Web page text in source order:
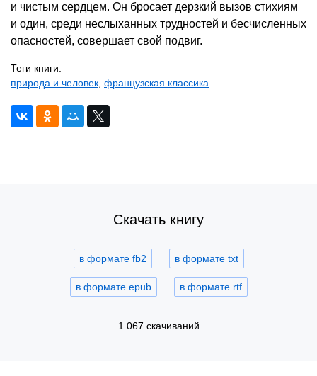
и чистым сердцем. Он бросает дерзкий вызов стихиям
и один, среди неслыханных трудностей и бесчисленных
опасностей, совершает свой подвиг.
Теги книги:
природа и человек, французская классика
Скачать книгу
в формате fb2 в формате txt
в формате epub в формате rtf
1 067 скачиваний